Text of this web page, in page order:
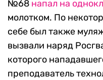
№68 напал на
молотком. По
себе был также
вызвали наряд
которого
преподаватель